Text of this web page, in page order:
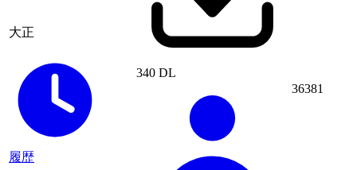
大正
履歴
340 DL
36381